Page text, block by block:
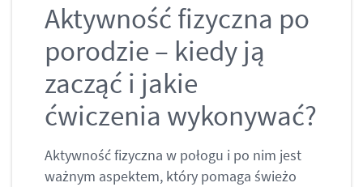
Aktywność fizyczna po
porodzie – kiedy ją
zacząć i jakie
ćwiczenia wykonywać?
Aktywność fizyczna w połogu i po nim jest
ważnym aspektem, który pomaga świeżo